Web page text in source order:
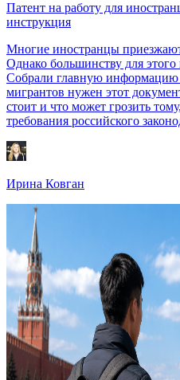
Патент на работу для
инструкция
Многие иностранцы
Однако большинству для этого
Собрали главную информацию
мигрантов нужен этот
стоит и что может грозить
требования российского
Ирина Ковган